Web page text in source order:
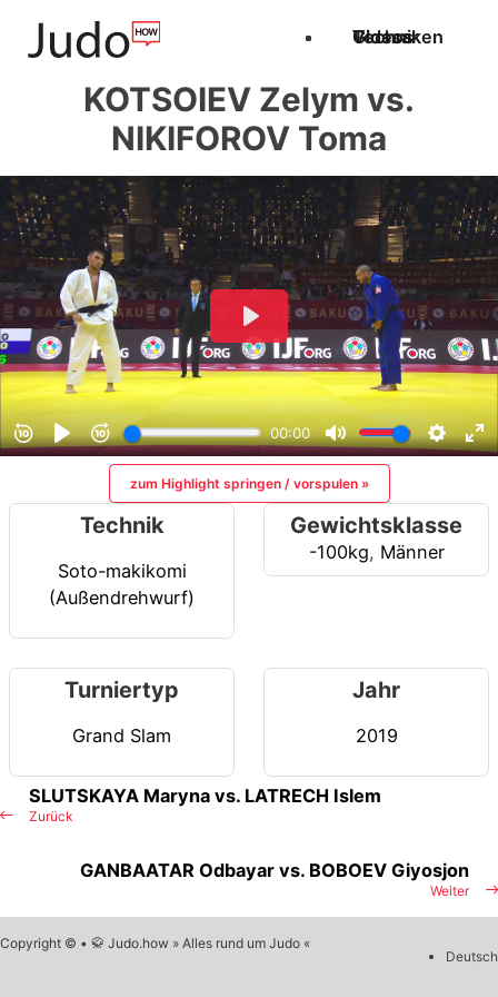
Techniken
Videos
Glossar
KOTSOIEV Zelym vs.
NIKIFOROV Toma
zum Highlight springen / vorspulen »
Technik
Soto-makikomi
(Außendrehwurf)
Gewichtsklasse
-100kg, Männer
Turniertyp
Grand Slam
Jahr
2019
Zurück
SLUTSKAYA Maryna vs. LATRECH Islem
Weiter
GANBAATAR Odbayar vs. BOBOEV Giyosjon
Copyright © • 🥋 Judo.how » Alles rund um Judo «
Deutsch